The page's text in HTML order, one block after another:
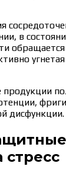
в
продукции
дисфункции.
стресс